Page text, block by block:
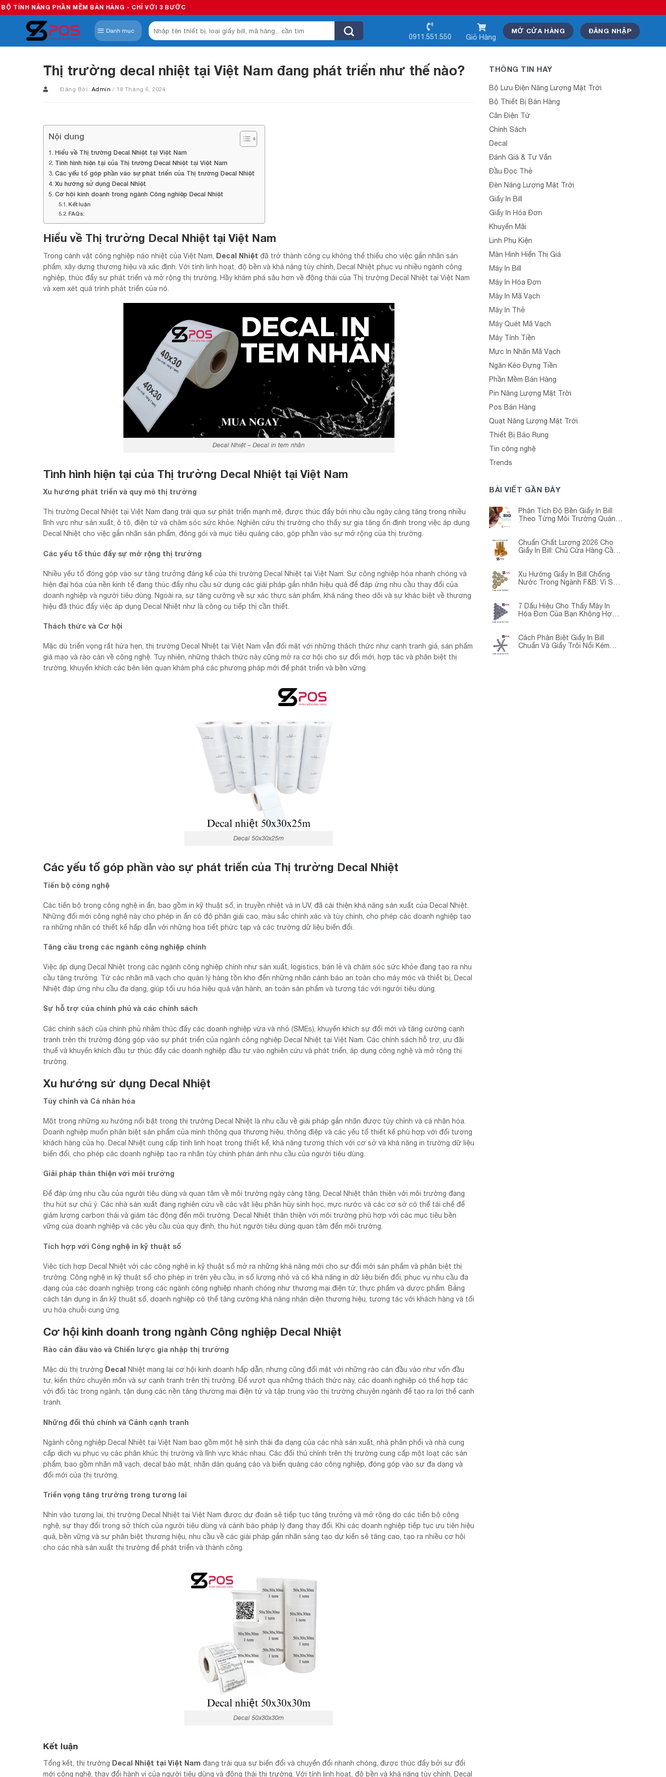
Skip
to
content
MỀM BÁN HÀNG - CHỈ VỚI 3 BƯỚC
Danh mục
Tìm
kiếm:
0911.551.550 Giỏ Hàng
MỞ CỬA HÀNG ĐĂNG NHẬP
Thị trường decal nhiệt tại Việt Nam đang phát triển như thế nào?
Đăng Bởi: Admin / 18 Tháng 6, 2024
Nội dung
Hiểu về Thị trường Decal Nhiệt tại Việt Nam
Tình hình hiện tại của Thị trường Decal Nhiệt tại Việt Nam
Các yếu tố góp phần vào sự phát triển của Thị trường Decal Nhiệt
Xu hướng sử dụng Decal Nhiệt
Cơ hội kinh doanh trong ngành Công nghiệp Decal Nhiệt
Kết luận
FAQs:
Hiểu về Thị trường Decal Nhiệt tại Việt Nam
Trong cảnh vật công nghiệp náo nhiệt của Việt Nam, Decal Nhiệt đã trở thành công cụ không thể thiếu cho việc gắn nhãn sản
phẩm, xây dựng thương hiệu và xác định. Với tính linh hoạt, độ bền và khả năng tùy chỉnh, Decal Nhiệt phục vụ nhiều ngành công
nghiệp, thúc đẩy sự phát triển và mở rộng thị trường. Hãy khám phá sâu hơn về động thái của Thị trường Decal Nhiệt tại Việt Nam
và xem xét quá trình phát triển của nó.
Decal Nhiệt – Decal in tem nhãn
Tình hình hiện tại của Thị trường Decal Nhiệt tại Việt Nam
Xu hướng phát triển và quy mô thị trường
Thị trường Decal Nhiệt tại Việt Nam đang trải qua sự phát triển mạnh mẽ, được thúc đẩy bởi nhu cầu ngày càng tăng trong nhiều
lĩnh vực như sản xuất, ô tô, điện tử và chăm sóc sức khỏe. Nghiên cứu thị trường cho thấy sự gia tăng ổn định trong việc áp dụng
Decal Nhiệt cho việc gắn nhãn sản phẩm, đóng gói và mục tiêu quảng cáo, góp phần vào sự mở rộng của thị trường.
Các yếu tố thúc đẩy sự mở rộng thị trường
Nhiều yếu tố đóng góp vào sự tăng trưởng đáng kể của thị trường Decal Nhiệt tại Việt Nam. Sự công nghiệp hóa nhanh chóng và
hiện đại hóa của nền kinh tế đang thúc đẩy nhu cầu sử dụng các giải pháp gắn nhãn hiệu quả để đáp ứng nhu cầu thay đổi của
doanh nghiệp và người tiêu dùng. Ngoài ra, sự tăng cường về sự xác thực sản phẩm, khả năng theo dõi và sự khác biệt về thương
hiệu đã thúc đẩy việc áp dụng Decal Nhiệt như là công cụ tiếp thị cần thiết.
Thách thức và Cơ hội
Mặc dù triển vọng rất hứa hẹn, thị trường Decal Nhiệt tại Việt Nam vẫn đối mặt với những thách thức như cạnh tranh giá, sản phẩm
giả mạo và rào cản về công nghệ. Tuy nhiên, những thách thức này cũng mở ra cơ hội cho sự đổi mới, hợp tác và phân biệt thị
trường, khuyến khích các bên liên quan khám phá các phương pháp mới để phát triển và bền vững.
Decal 50x30x25m
Các yếu tố góp phần vào sự phát triển của Thị trường Decal Nhiệt
Tiến bộ công nghệ
Các tiến bộ trong công nghệ in ấn, bao gồm in kỹ thuật số, in truyền nhiệt và in UV, đã cải thiện khả năng sản xuất của Decal Nhiệt.
Những đổi mới công nghệ này cho phép in ấn có độ phân giải cao, màu sắc chính xác và tùy chỉnh, cho phép các doanh nghiệp tạo
ra những nhãn có thiết kế hấp dẫn với những họa tiết phức tạp và các trường dữ liệu biến đổi.
Tăng cầu trong các ngành công nghiệp chính
Việc áp dụng Decal Nhiệt trong các ngành công nghiệp chính như sản xuất, logistics, bán lẻ và chăm sóc sức khỏe đang tạo ra nhu
cầu tăng trưởng. Từ các nhãn mã vạch cho quản lý hàng tồn kho đến những nhãn cảnh báo an toàn cho máy móc và thiết bị, Decal
Nhiệt đáp ứng nhu cầu đa dạng, giúp tối ưu hóa hiệu quả vận hành, an toàn sản phẩm và tương tác với người tiêu dùng.
Sự hỗ trợ của chính phủ và các chính sách
Các chính sách của chính phủ nhằm thúc đẩy các doanh nghiệp vừa và nhỏ (SMEs), khuyến khích sự đổi mới và tăng cường cạnh
tranh trên thị trường đóng góp vào sự phát triển của ngành công nghiệp Decal Nhiệt tại Việt Nam. Các chính sách hỗ trợ, ưu đãi
thuế và khuyến khích đầu tư thúc đẩy các doanh nghiệp đầu tư vào nghiên cứu và phát triển, áp dụng công nghệ và mở rộng thị
trường.
Xu hướng sử dụng Decal Nhiệt
Tùy chỉnh và Cá nhân hóa
Một trong những xu hướng nổi bật trong thị trường Decal Nhiệt là nhu cầu về giải pháp gắn nhãn được tùy chỉnh và cá nhân hóa.
Doanh nghiệp muốn phân biệt sản phẩm của mình thông qua thương hiệu, thông điệp và các yếu tố thiết kế phù hợp với đối tượng
khách hàng của họ. Decal Nhiệt cung cấp tính linh hoạt trong thiết kế, khả năng tương thích với cơ sở và khả năng in trường dữ liệu
biến đổi, cho phép các doanh nghiệp tạo ra nhãn tùy chỉnh phản ánh nhu cầu của người tiêu dùng.
Giải pháp thân thiện với môi trường
Để đáp ứng nhu cầu của người tiêu dùng và quan tâm về môi trường ngày càng tăng, Decal Nhiệt thân thiện với môi trường đang
thu hút sự chú ý. Các nhà sản xuất đang nghiên cứu về các vật liệu phân hủy sinh học, mực nước và các cơ sở có thể tái chế để
giảm lượng carbon thải và giảm tác động đến môi trường. Decal Nhiệt thân thiện với môi trường phù hợp với các mục tiêu bền
vững của doanh nghiệp và các yêu cầu của quy định, thu hút người tiêu dùng quan tâm đến môi trường.
Tích hợp với Công nghệ in kỹ thuật số
Việc tích hợp Decal Nhiệt với các công nghệ in kỹ thuật số mở ra những khả năng mới cho sự đổi mới sản phẩm và phân biệt thị
trường. Công nghệ in kỹ thuật số cho phép in trên yêu cầu, in số lượng nhỏ và có khả năng in dữ liệu biến đổi, phục vụ nhu cầu đa
dạng của các doanh nghiệp trong các ngành công nghiệp nhanh chóng như thương mại điện tử, thực phẩm và dược phẩm. Bằng
cách tận dụng in ấn kỹ thuật số, doanh nghiệp có thể tăng cường khả năng nhận diện thương hiệu, tương tác với khách hàng và tối
ưu hóa chuỗi cung ứng.
Cơ hội kinh doanh trong ngành Công nghiệp Decal Nhiệt
Rào cản đầu vào và Chiến lược gia nhập thị trường
Mặc dù thị trường Decal Nhiệt mang lại cơ hội kinh doanh hấp dẫn, nhưng cũng đối mặt với những rào cản đầu vào như vốn đầu
tư, kiến thức chuyên môn và sự cạnh tranh trên thị trường. Để vượt qua những thách thức này, các doanh nghiệp có thể hợp tác
với đối tác trong ngành, tận dụng các nền tảng thương mại điện tử và tập trung vào thị trường chuyên ngành để tạo ra lợi thế cạnh
tranh.
Những đối thủ chính và Cảnh cạnh tranh
Ngành công nghiệp Decal Nhiệt tại Việt Nam bao gồm một hệ sinh thái đa dạng của các nhà sản xuất, nhà phân phối và nhà cung
cấp dịch vụ phục vụ các phân khúc thị trường và lĩnh vực khác nhau. Các đối thủ chính trên thị trường cung cấp một loạt các sản
phẩm, bao gồm nhãn mã vạch, decal bảo mật, nhãn dán quảng cáo và biển quảng cáo công nghiệp, đóng góp vào sự đa dạng và
đổi mới của thị trường.
Triển vọng tăng trưởng trong tương lai
Nhìn vào tương lai, thị trường Decal Nhiệt tại Việt Nam được dự đoán sẽ tiếp tục tăng trưởng và mở rộng do các tiến bộ công
nghệ, sự thay đổi trong sở thích của người tiêu dùng và cảnh báo pháp lý đang thay đổi. Khi các doanh nghiệp tiếp tục ưu tiên hiệu
quả, bền vững và sự phân biệt thương hiệu, nhu cầu về các giải pháp gắn nhãn sáng tạo dự kiến ​​sẽ tăng cao, tạo ra nhiều cơ hội
cho các nhà sản xuất thị trường để phát triển và thành công.
Decal 50x30x30m
Kết luận
Tổng kết, thị trường Decal Nhiệt tại Việt Nam đang trải qua sự biến đổi và chuyển đổi nhanh chóng, được thúc đẩy bởi sự đổi
mới công nghệ, thay đổi hành vi của người tiêu dùng và động thái thị trường. Với tính linh hoạt, độ bền và khả năng tùy chỉnh, Decal
THÔNG TIN HAY
Bộ Lưu Điện Năng Lượng Mặt Trời
Bộ Thiết Bị Bán Hàng
Cân Điện Tử
Chính Sách
Decal
Đánh Giá & Tư Vấn
Đầu Đọc Thẻ
Đèn Năng Lượng Mặt Trời
Giấy In Bill
Giấy In Hóa Đơn
Khuyến Mãi
Linh Phụ Kiện
Màn Hình Hiển Thị Giá
Máy In Bill
Máy In Hóa Đơn
Máy In Mã Vạch
Máy In Thẻ
Máy Quét Mã Vạch
Máy Tính Tiền
Mực In Nhãn Mã Vạch
Ngăn Kéo Đựng Tiền
Phần Mềm Bán Hàng
Pin Năng Lượng Mặt Trời
Pos Bán Hàng
Quạt Năng Lượng Mặt Trời
Thiết Bị Báo Rung
Tin công nghệ
Trends
BÀI VIẾT GẦN ĐÂY
Phân Tích Độ Bền Giấy In Bill
Theo Từng Môi Trường Quán
Chuẩn Chất Lượng 2026 Cho
Giấy In Bill: Chủ Cửa Hàng Cần
Xu Hướng Giấy In Bill Chống
Nước Trong Ngành F&B: Vì Sao
7 Dấu Hiệu Cho Thấy Máy In
Hóa Đơn Của Bạn Không Hợp
Cách Phân Biệt Giấy In Bill
Chuẩn Và Giấy Trôi Nổi Kém